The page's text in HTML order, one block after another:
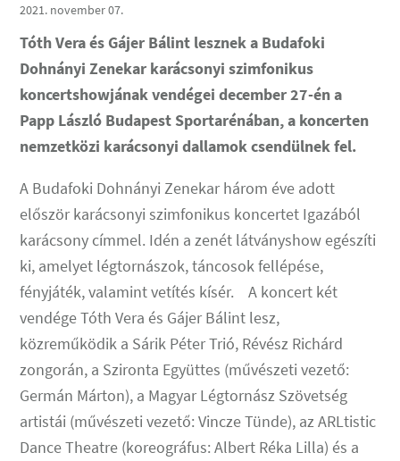
2021. november 07.
Tóth Vera és Gájer Bálint lesznek a Budafoki
Dohnányi Zenekar karácsonyi szimfonikus
koncertshowjának vendégei december 27-én a
Papp László Budapest Sportarénában, a koncerten
nemzetközi karácsonyi dallamok csendülnek fel.
A Budafoki Dohnányi Zenekar három éve adott
először karácsonyi szimfonikus koncertet Igazából
karácsony címmel. Idén a zenét látványshow egészíti
ki, amelyet légtornászok, táncosok fellépése,
fényjáték, valamint vetítés kísér. A koncert két
vendége Tóth Vera és Gájer Bálint lesz,
közreműködik a Sárik Péter Trió, Révész Richárd
zongorán, a Szironta Együttes (művészeti vezető:
Germán Márton), a Magyar Légtornász Szövetség
artistái (művészeti vezető: Vincze Tünde), az ARLtistic
Dance Theatre (koreográfus: Albert Réka Lilla) és a